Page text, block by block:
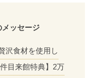
メッセージ
沢食材を使用し
目来館特典】2万